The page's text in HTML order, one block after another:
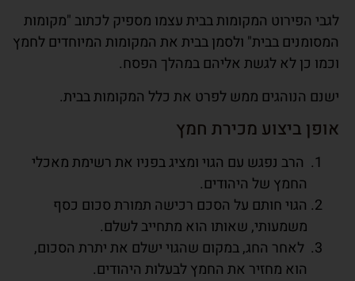
לגבי הפירוט המקומות בבית עצמו מספיק לכתוב "מקומות
המסומנים בבית" ולסמן בבית את המקומות המיוחדים לחמץ
וכמו כן לא לגשת אליהם במהלך הפסח.
ישנם הנוהגים ממש לפרט את כלל המקומות בבית.
אופן ביצוע מכירת חמץ
הרב נפגש עם הגוי ומציג בפניו את רשימת מאכלי
החמץ של היהודים.
הגוי חותם על הסכם רכישה תמורת סכום כסף
משמעותי, שאותו הוא מתחייב לשלם.
לאחר החג, במקום שהגוי ישלם את יתרת הסכום,
הוא מחזיר את החמץ לבעלות היהודים.